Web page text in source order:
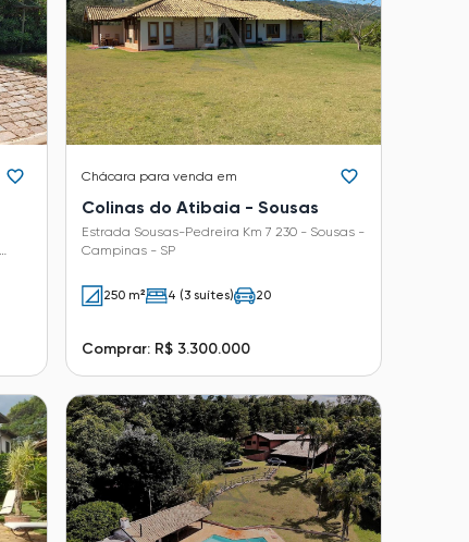
Chácara para venda em
Colinas do Atibaia - Sousas
Estrada Sousas-Pedreira Km 7 230 - Sousas -
Campinas - SP
250 m² 4 (3 suítes) 20
Comprar: R$ 3.300.000